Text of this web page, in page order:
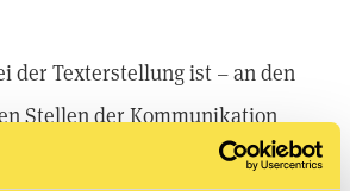
der Texterstellung ist – an den
Stellen der Kommunikation
unerlässlich. Drei Beispiele aus